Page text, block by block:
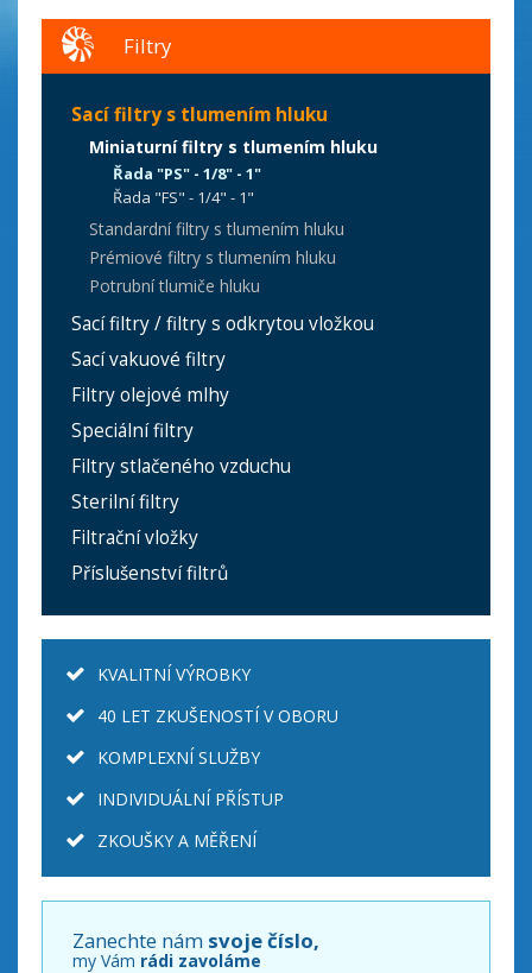
Filtry
Sací filtry s tlumením hluku
Miniaturní filtry s tlumením hluku
Řada "PS" - 1/8" - 1"
Řada "FS" - 1/4" - 1"
Standardní filtry s tlumením hluku
Prémiové filtry s tlumením hluku
Potrubní tlumiče hluku
Sací filtry / filtry s odkrytou vložkou
Sací vakuové filtry
Filtry olejové mlhy
Speciální filtry
Filtry stlačeného vzduchu
Sterilní filtry
Filtrační vložky
Příslušenství filtrů
KVALITNÍ VÝROBKY
40 LET ZKUŠENOSTÍ V OBORU
KOMPLEXNÍ SLUŽBY
INDIVIDUÁLNÍ PŘÍSTUP
ZKOUŠKY A MĚŘENÍ
Zanechte nám svoje číslo,
my Vám rádi zavoláme